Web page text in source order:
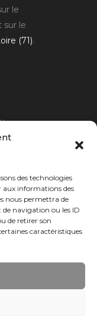
des technologies
aux informations des
nous permettra de
navigation ou les ID
de retirer son
caractéristiques
le
sur le
(71).